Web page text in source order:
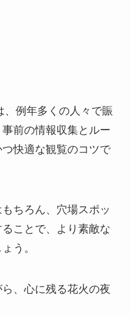
例年多くの人々で賑
前の情報収集とルー
快適な観覧のコツで
ちろん、穴場スポッ
ことで、より素敵な
う。
、心に残る花火の夜